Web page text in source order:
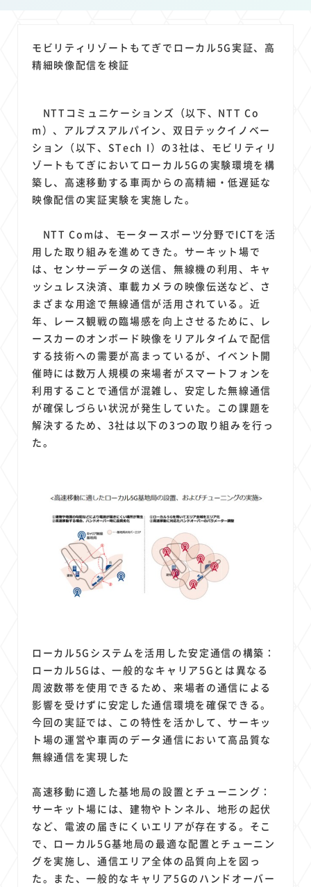
電子マネー 6 ワイモバイル モバイルルーター 6 新幹線
5 4
オフィスビル 3 マイナポイント 3 海外料金 3 学割 3
Anthropic Perplexity YouTube 2 iPad リスク X
Genspark 2 配車アプリ 2 フードデリバリー 2 TikTok 2
Netflix Microsoft 2 Canva AI 2 Azure 2 Sora 2 LINE 2 法人
中東情勢 1 輸送費 1 Facebook 1 twitter
原材料費 端末価格 G20 購買力 MNO
スマートホーム家電 1 クラウド 1 ライドシェア 1
ポイントサービス 1 共通ポイント 経済圏 1 Azure AI 1
Google Pixel 1 surface 1 会社 1 価格 1 NTTドコモ 1
オンラインサロン 1
モビリティリゾートもてぎでローカル5G実証、高
精細映像配信を検証
NTTコミュニケーションズ（以下、NTT Co
m）、アルプスアルパイン、双日テックイノベー
ション（以下、STech I）の3社は、モビリティリ
ゾートもてぎにおいてローカル5Gの実験環境を構
築し、高速移動する車両からの高精細・低遅延な
映像配信の実証実験を実施した。
NTT Comは、モータースポーツ分野でICTを活
用した取り組みを進めてきた。サーキット場で
は、センサーデータの送信、無線機の利用、キャ
ッシュレス決済、車載カメラの映像伝送など、さ
まざまな用途で無線通信が活用されている。近
年、レース観戦の臨場感を向上させるために、レ
ースカーのオンボード映像をリアルタイムで配信
する技術への需要が高まっているが、イベント開
催時には数万人規模の来場者がスマートフォンを
利用することで通信が混雑し、安定した無線通信
が確保しづらい状況が発生していた。この課題を
解決するため、3社は以下の3つの取り組みを行っ
た。
ローカル5Gシステムを活用した安定通信の構築：
ローカル5Gは、一般的なキャリア5Gとは異なる
周波数帯を使用できるため、来場者の通信による
影響を受けずに安定した通信環境を確保できる。
今回の実証では、この特性を活かして、サーキッ
ト場の運営や車両のデータ通信において高品質な
無線通信を実現した
高速移動に適した基地局の設置とチューニング：
サーキット場には、建物やトンネル、地形の起伏
など、電波の届きにくいエリアが存在する。そこ
で、ローカル5G基地局の最適な配置とチューニン
グを実施し、通信エリア全体の品質向上を図っ
た。また、一般的なキャリア5Gのハンドオーバー